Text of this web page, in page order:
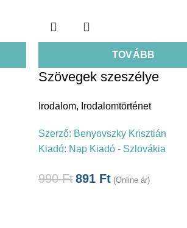
TOVÁBB
Szövegek szeszélye
Irodalom, Irodalomtörténet
Szerző: Benyovszky Krisztián
Kiadó: Nap Kiadó - Szlovákia
990Ft 891 Ft (Online ár)